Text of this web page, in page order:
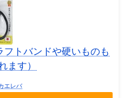
フトバンドや硬いものも
ます）
エレバ